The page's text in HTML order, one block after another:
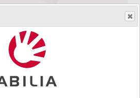
Skaff produktet
HMS.no.